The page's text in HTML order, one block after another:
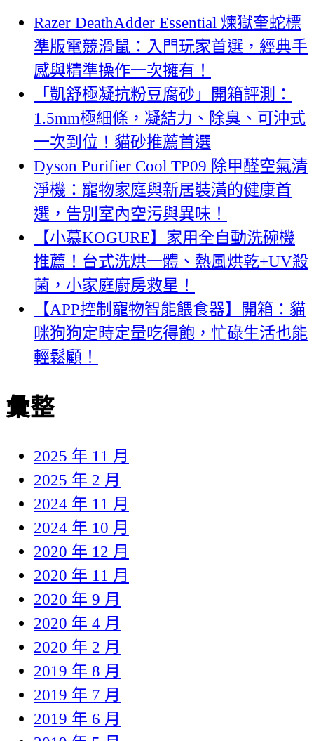
字: Razer DeathAdder Essential 煉獄奎蛇標
準版電競滑鼠：入門玩家首選，經典手
感與精準操作一次擁有！
「凱舒極凝抗粉豆腐砂」開箱評測：
1.5mm極細條，凝結力、除臭、可沖式
一次到位！貓砂推薦首選
Dyson Purifier Cool TP09 除甲醛空氣清
淨機：寵物家庭與新居裝潢的健康首
選，告別室內空污與異味！
【小慕KOGURE】家用全自動洗碗機
推薦！台式洗烘一體、熱風烘乾+UV殺
菌，小家庭廚房救星！
【APP控制寵物智能餵食器】開箱：貓
咪狗狗定時定量吃得飽，忙碌生活也能
輕鬆顧！
彙整
2025 年 11 月
2025 年 2 月
2024 年 11 月
2024 年 10 月
2020 年 12 月
2020 年 11 月
2020 年 9 月
2020 年 4 月
2020 年 2 月
2019 年 8 月
2019 年 7 月
2019 年 6 月